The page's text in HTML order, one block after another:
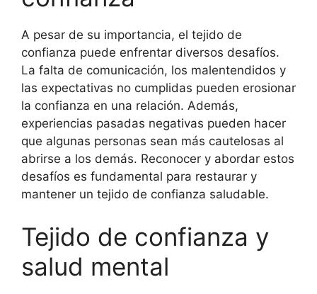
A pesar de su importancia, el tejido de
confianza puede enfrentar diversos desafíos.
La falta de comunicación, los malentendidos y
las expectativas no cumplidas pueden erosionar
la confianza en una relación. Además,
experiencias pasadas negativas pueden hacer
que algunas personas sean más cautelosas al
abrirse a los demás. Reconocer y abordar estos
desafíos es fundamental para restaurar y
mantener un tejido de confianza saludable.
Tejido de confianza y
salud mental